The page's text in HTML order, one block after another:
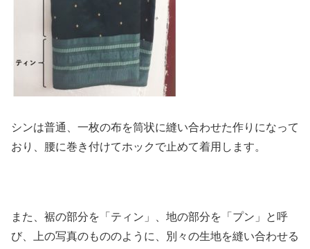
シンは普通、一枚の布を筒状に縫い合わせた作りになって
おり、腰に巻き付けてホックで止めて着用します。
また、裾の部分を「ティン」、地の部分を「プン」と呼
び、上の写真のもののように、別々の生地を縫い合わせる